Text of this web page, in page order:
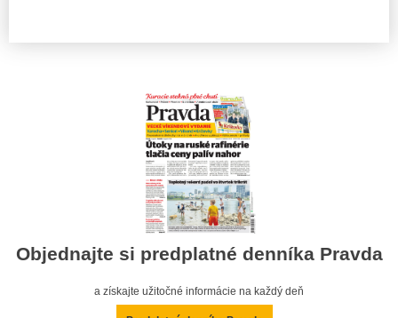
Objednajte si predplatné denníka Pravda
a získajte užitočné informácie na každý deň